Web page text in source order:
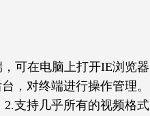
可在电脑上打开IE浏览器
，对终端进行操作管理。
2.支持几乎所有的视频格式